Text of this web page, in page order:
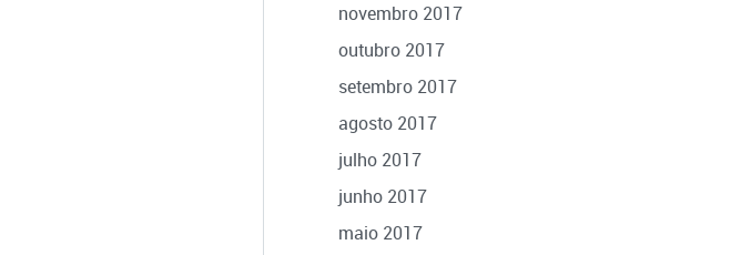
novembro 2017
outubro 2017
setembro 2017
agosto 2017
julho 2017
junho 2017
maio 2017